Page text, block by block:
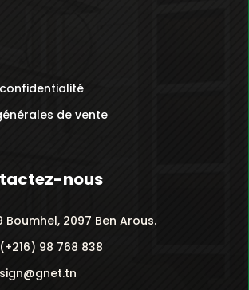
de vente
nous
Boumhel, 2097 Ben Arous.
98 768 838